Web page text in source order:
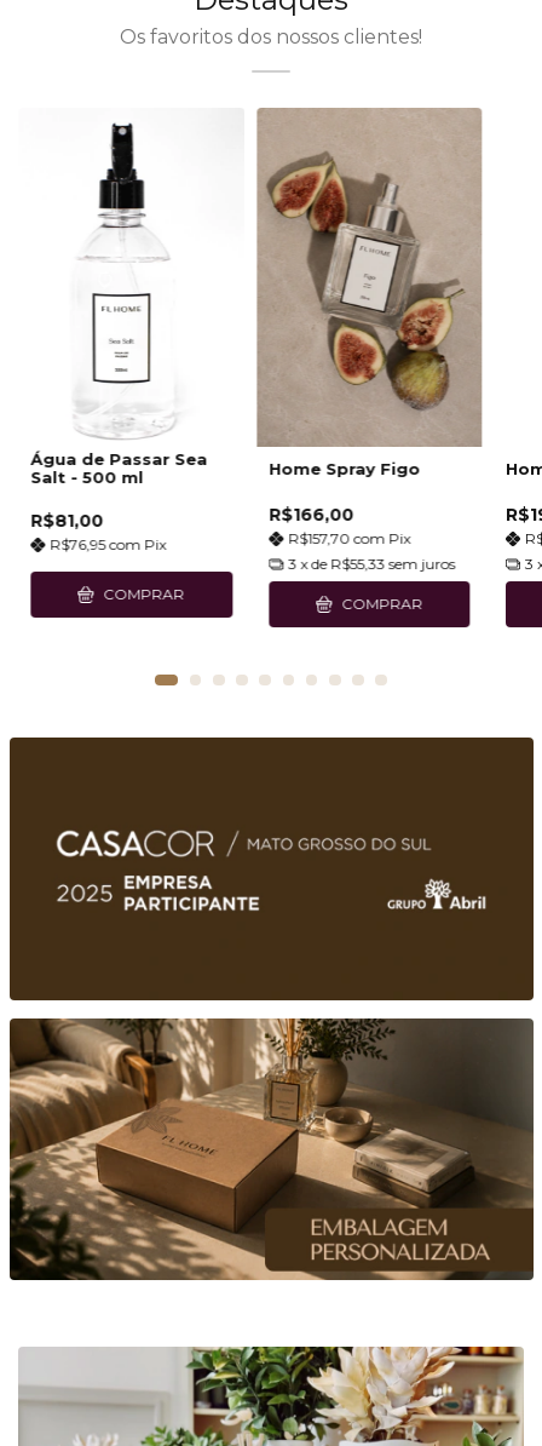
Os favoritos dos nossos clientes!
Água de Passar Sea
Salt - 500 ml
R$81,00
R$76,95com Pix
COMPRAR
Home Spray Figo
R$166,00
R$157,70 com Pix
3 x de R$55,33 sem juros
COMPRAR
3